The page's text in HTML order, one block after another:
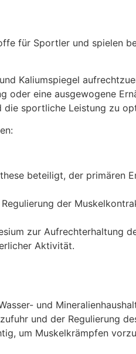
für Sportler und spielen
Kaliumspiegel
oder eine ausgewogene
sportliche Leistung zu
beteiligt, der primären
der
zur Aufrechterhaltung
Aktivität.
und
und der Regulierung
um Muskelkrämpfen